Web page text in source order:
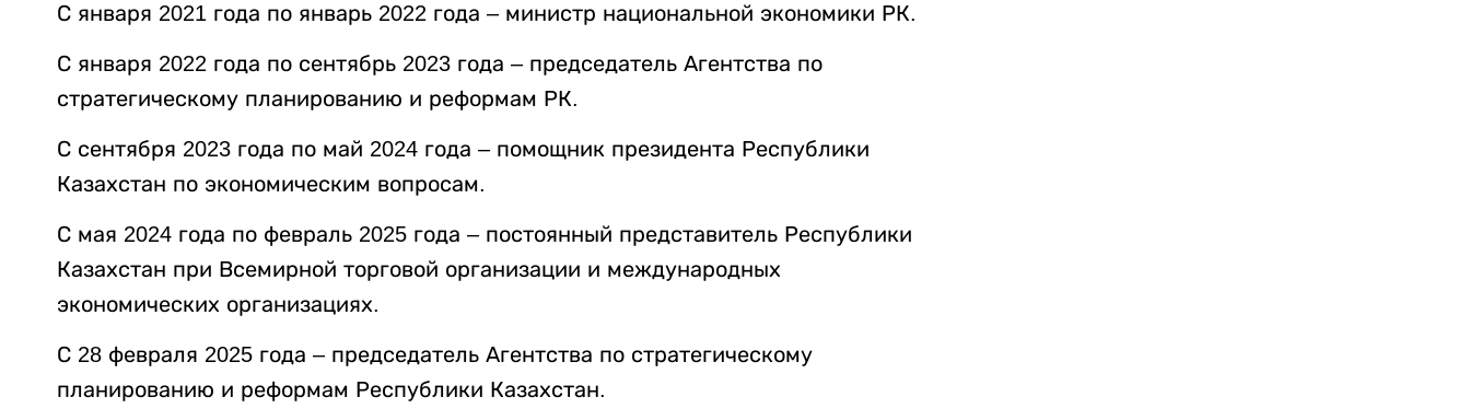
С января 2021 года по январь 2022 года – министр национальной экономики РК.
С января 2022 года по сентябрь 2023 года – председатель Агентства по
стратегическому планированию и реформам РК.
С сентября 2023 года по май 2024 года – помощник президента Республики
Казахстан по экономическим вопросам.
С мая 2024 года по февраль 2025 года – постоянный представитель Республики
Казахстан при Всемирной торговой организации и международных
экономических организациях.
С 28 февраля 2025 года – председатель Агентства по стратегическому
планированию и реформам Республики Казахстан.